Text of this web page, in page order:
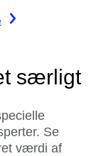
særligt
Se
værdi af